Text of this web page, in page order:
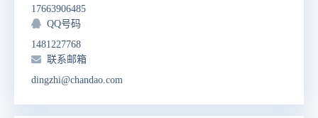
17663906485
QQ号码
1481227768
联系邮箱
dingzhi@chandao.com